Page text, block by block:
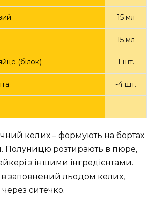
15 мл
15 мл
(білок) 1 шт.
-4 шт.
келих – формують на бортах
Полуницю розтирають в пюре,
з іншими інгредієнтами.
заповнений льодом келих,
ситечко.